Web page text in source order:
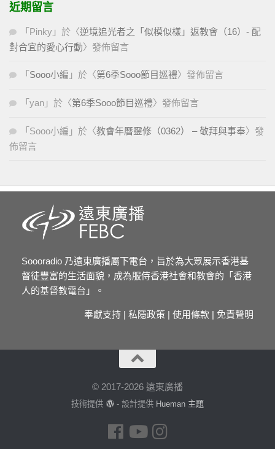
近期留言
「 Pinky 」於〈逆境追光者之「似模似樣」返教會（16）- 配
對合宜的愛心行動〉發佈留言
「 Sooo小編 」於〈第6季Sooo節目巡禮〉發佈留言
「 yan 」於〈第6季Sooo節目巡禮〉發佈留言
「 Sooo小編 」於〈教會年曆靈修（0362） – 敬拜與事奉〉發
佈留言
Soooradio 乃遠東廣播屬下電台，旨於為大眾展示香港基
督徒豐富的生活面貌，成為服侍香港社會和教會的「香港
人的基督教電台」。
奉獻支持 | 私隱政策 | 使用條款 | 免責聲明
© 2017-2026 遠東廣播
技術提供 - 設計提供 Hueman 主題